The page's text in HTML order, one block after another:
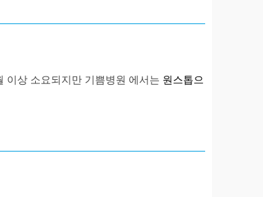
이상 소요되지만 기쁨병원 에서는 원스톱으